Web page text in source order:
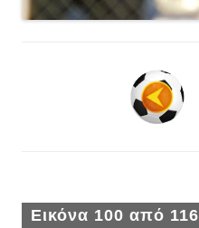
Εικόνα 100 από 116